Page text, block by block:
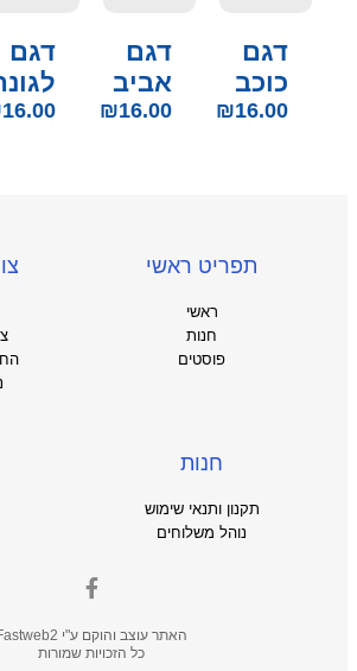
דגם
כוכב
₪16.00
דגם
אביב
₪16.00
דגם
16.00
תפריט ראשי
ראשי
חנות
פוסטים
חנות
תקנון ותנאי שימוש
נוהל משלוחים
האתר עוצב והוקם ע"י
כל הזכויות שמורות